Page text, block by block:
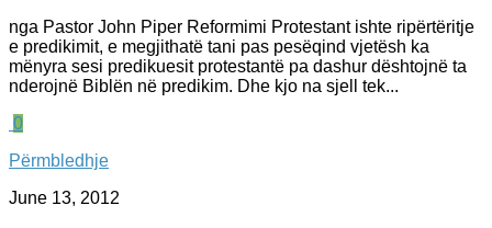
nga Pastor John Piper Reformimi Protestant ishte ripërtëritje
e predikimit, e megjithatë tani pas pesëqind vjetësh ka
mënyra sesi predikuesit protestantë pa dashur dështojnë ta
nderojnë Biblën në predikim. Dhe kjo na sjell tek...
0
Përmbledhje
June 13, 2012